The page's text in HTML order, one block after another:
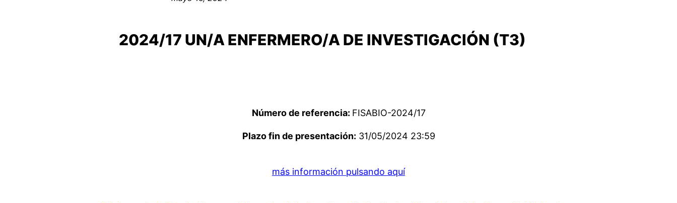
2024/17 UN/A ENFERMERO/A DE INVESTIGACIÓN (T3)
Número de referencia: FISABIO-2024/17
Plazo fin de presentación: 31/05/2024 23:59
más información pulsando aquí